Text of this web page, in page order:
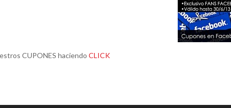
CUPONES haciendoCLICK